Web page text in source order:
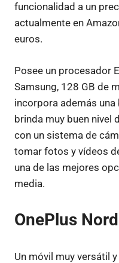
funcionalidad a un
actualmente en
euros.
Posee un procesador
Samsung, 128 GB de
incorpora además
brinda muy buen nivel
con un sistema de
tomar fotos y vídeos
una de las mejores
media.
OnePlus Nord
Un móvil muy versátil